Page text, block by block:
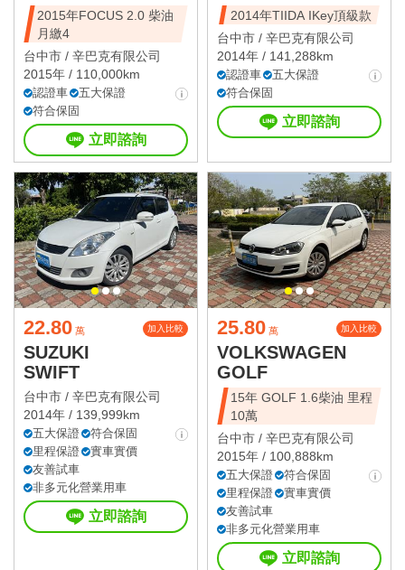
2015年FOCUS 2.0 柴油
月繳4
台中市 / 辛巴克有限公司
2015年 / 110,000km
認證車
五大保證
符合保固
立即諮詢
2014年TIIDA IKey頂級款
台中市 / 辛巴克有限公司
2014年 / 141,288km
認證車
五大保證
符合保固
立即諮詢
22.80 萬 加入比較
SUZUKI
SWIFT
台中市 / 辛巴克有限公司
2014年 / 139,999km
五大保證
符合保固
里程保證
實車實價
友善試車
非多元化營業用車
立即諮詢
25.80 萬 加入比較
VOLKSWAGEN
GOLF
15年 GOLF 1.6柴油 里程
10萬
台中市 / 辛巴克有限公司
2015年 / 100,888km
五大保證
符合保固
里程保證
實車實價
友善試車
非多元化營業用車
立即諮詢